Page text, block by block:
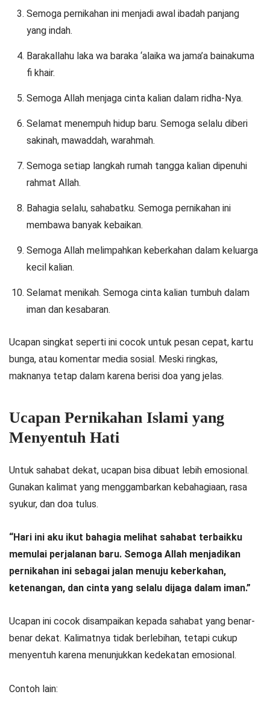
Semoga pernikahan ini menjadi awal ibadah panjang
yang indah.
Barakallahu laka wa baraka ‘alaika wa jama’a bainakuma
fi khair.
Semoga Allah menjaga cinta kalian dalam ridha-Nya.
Selamat menempuh hidup baru. Semoga selalu diberi
sakinah, mawaddah, warahmah.
Semoga setiap langkah rumah tangga kalian dipenuhi
rahmat Allah.
Bahagia selalu, sahabatku. Semoga pernikahan ini
membawa banyak kebaikan.
Semoga Allah melimpahkan keberkahan dalam keluarga
kecil kalian.
Selamat menikah. Semoga cinta kalian tumbuh dalam
iman dan kesabaran.
Ucapan singkat seperti ini cocok untuk pesan cepat, kartu
bunga, atau komentar media sosial. Meski ringkas,
maknanya tetap dalam karena berisi doa yang jelas.
Ucapan Pernikahan Islami yang
Menyentuh Hati
Untuk sahabat dekat, ucapan bisa dibuat lebih emosional.
Gunakan kalimat yang menggambarkan kebahagiaan, rasa
syukur, dan doa tulus.
“Hari ini aku ikut bahagia melihat sahabat terbaikku
memulai perjalanan baru. Semoga Allah menjadikan
pernikahan ini sebagai jalan menuju keberkahan,
ketenangan, dan cinta yang selalu dijaga dalam iman.”
Ucapan ini cocok disampaikan kepada sahabat yang benar-
benar dekat. Kalimatnya tidak berlebihan, tetapi cukup
menyentuh karena menunjukkan kedekatan emosional.
Contoh lain: